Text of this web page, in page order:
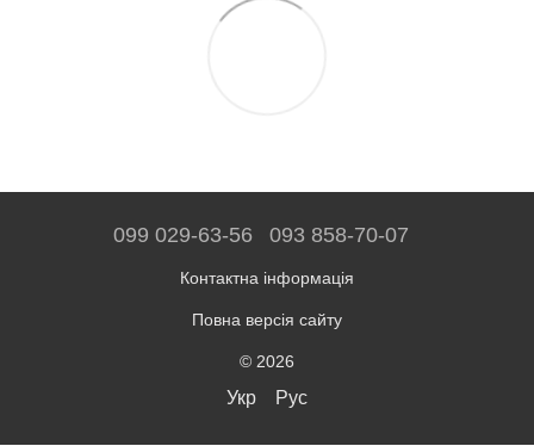
099 029-63-56 093 858-70-07
Контактна інформація
Повна версія сайту
© 2026
Укр Рус